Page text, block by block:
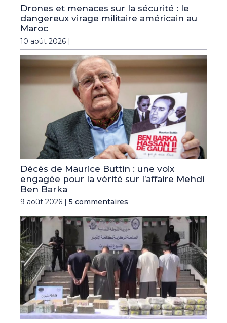
Drones et menaces sur la sécurité : le
dangereux virage militaire américain au
Maroc
10 août 2026 |
Décès de Maurice Buttin : une voix
engagée pour la vérité sur l’affaire Mehdi
Ben Barka
9 août 2026 | 5 commentaires